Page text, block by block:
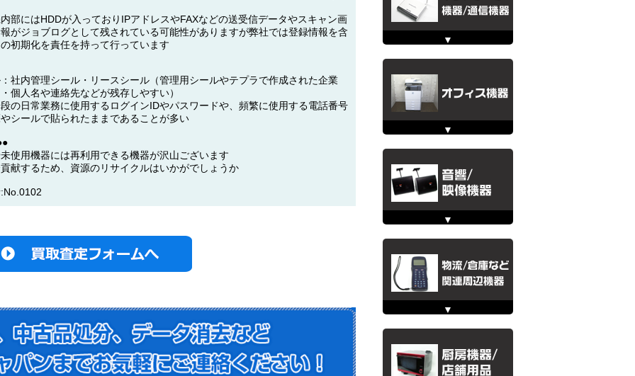
部にはHDDが入っておりIPアドレスやFAXなどの送受信データやスキャン画
がジョブログとして残されている可能性がありますが弊社では登録情報を含
初期化を責任を持って行っています
社内管理シール・リースシール（管理用シールやテプラで作成された企業
個人名や連絡先などが残存しやすい）
の日常業務に使用するログインIDやパスワードや、頻繁に使用する電話番号
シールで貼られたままであることが多い
使用機器には再利用できる機器が沢山ございます
献するため、資源のリサイクルはいかがでしょうか